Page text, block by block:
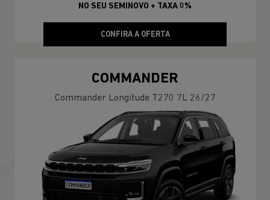
NO SEU SEMINOVO + TAXA 0%
CONFIRA A OFERTA
COMMANDER
Commander Longitude T270 7L 26/27